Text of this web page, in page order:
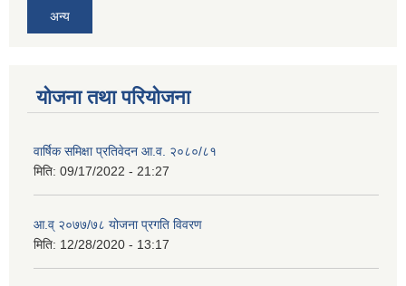
अन्य
योजना तथा परियोजना
वार्षिक समिक्षा प्रतिवेदन आ.व. २०८०/८१
मिति: 09/17/2022 - 21:27
आ.व् २०७७/७८ योजना प्रगति विवरण
मिति: 12/28/2020 - 13:17